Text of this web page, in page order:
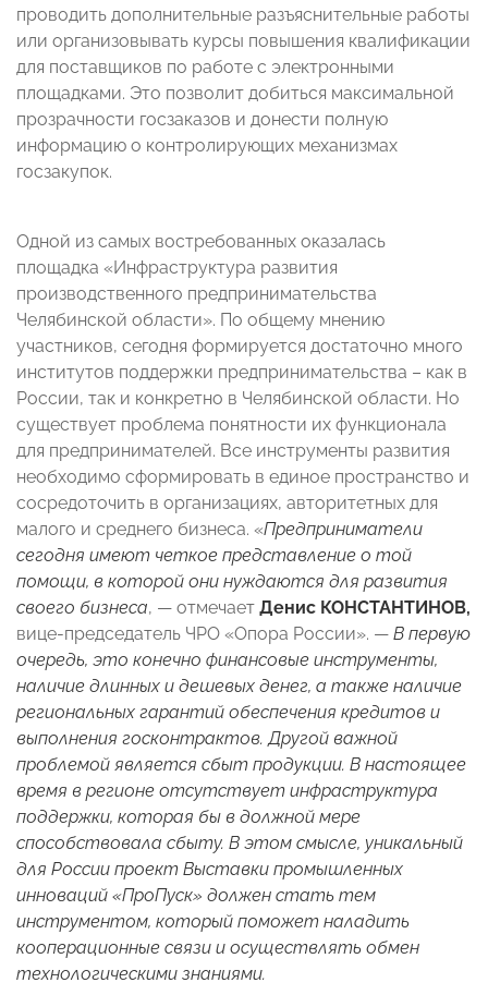
проводить дополнительные разъяснительные работы
или организовывать курсы повышения квалификации
для поставщиков по работе с электронными
площадками. Это позволит добиться максимальной
прозрачности госзаказов и донести полную
информацию о контролирующих механизмах
госзакупок.
Одной из самых востребованных оказалась
площадка «Инфраструктура развития
производственного предпринимательства
Челябинской области». По общему мнению
участников, сегодня формируется достаточно много
институтов поддержки предпринимательства – как в
России, так и конкретно в Челябинской области. Но
существует проблема понятности их функционала
для предпринимателей. Все инструменты развития
необходимо сформировать в единое пространство и
сосредоточить в организациях, авторитетных для
малого и среднего бизнеса. «Предприниматели
сегодня имеют четкое представление о той
помощи, в которой они нуждаются для развития
своего бизнеса, — отмечает Денис КОНСТАНТИНОВ,
вице-председатель ЧРО «Опора России». — В первую
очередь, это конечно финансовые инструменты,
наличие длинных и дешевых денег, а также наличие
региональных гарантий обеспечения кредитов и
выполнения госконтрактов. Другой важной
проблемой является сбыт продукции. В настоящее
время в регионе отсутствует инфраструктура
поддержки, которая бы в должной мере
способствовала сбыту. В этом смысле, уникальный
для России проект Выставки промышленных
инноваций «ПроПуск» должен стать тем
инструментом, который поможет наладить
кооперационные связи и осуществлять обмен
технологическими знаниями.